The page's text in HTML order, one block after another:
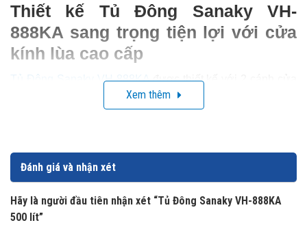
Thiết kế Tủ Đông Sanaky VH-
888KA sang trọng tiện lợi với cửa
kính lùa cao cấp
Tủ Đông Sanaky VH-888KAđược thiết kế với 2 cánh cửa
kính lùa trong suốt tinh tế, nhỏ gọn và không chiếm nhiều
tiện lợi và quán nước gia đình.
Xem thêm
Đánh giá và nhận xét
Hãy là người đầu tiên nhận xét “Tủ Đông Sanaky VH-888KA
500 lít”